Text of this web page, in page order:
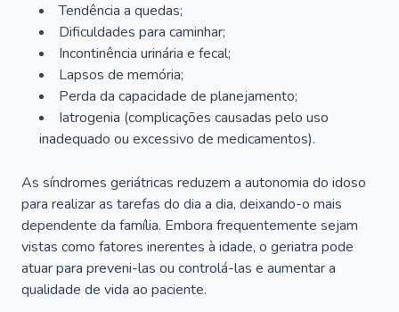
Tendência a quedas;
Dificuldades para caminhar;
Incontinência urinária e fecal;
Lapsos de memória;
Perda da capacidade de planejamento;
Iatrogenia (complicações causadas pelo uso
inadequado ou excessivo de medicamentos).
As síndromes geriátricas reduzem a autonomia do idoso
para realizar as tarefas do dia a dia, deixando-o mais
dependente da família. Embora frequentemente sejam
vistas como fatores inerentes à idade, o geriatra pode
atuar para preveni-las ou controlá-las e aumentar a
qualidade de vida ao paciente.